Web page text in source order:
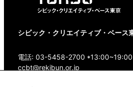
シビック・クリエイティブ・ベース
電話: 03-5458-2700
ccbt@rekibun.or.jp